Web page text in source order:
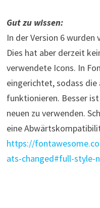
Gut zu wissen:
In der Version 6
Dies hat aber derzeit
verwendete Icons. In
eingerichtet, sodass
funktionieren. Besser
neuen zu verwenden.
eine
https://
ats-changed#full-style-